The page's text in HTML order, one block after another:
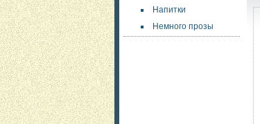
Напитки
Немного прозы